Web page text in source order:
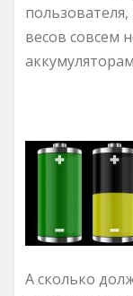
весов совсем
А сколько